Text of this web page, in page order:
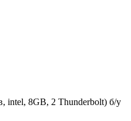
intel, 8GB, 2 Thunderbolt) б/у